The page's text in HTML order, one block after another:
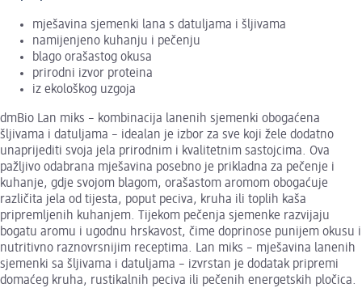
mješavina sjemenki lana s datuljama i šljivama
namijenjeno kuhanju i pečenju
blago orašastog okusa
prirodni izvor proteina
iz ekološkog uzgoja
dmBio Lan miks – kombinacija lanenih sjemenki obogaćena
šljivama i datuljama – idealan je izbor za sve koji žele dodatno
unaprijediti svoja jela prirodnim i kvalitetnim sastojcima. Ova
pažljivo odabrana mješavina posebno je prikladna za pečenje i
kuhanje, gdje svojom blagom, orašastom aromom obogaćuje
različita jela od tijesta, poput peciva, kruha ili toplih kaša
pripremljenih kuhanjem. Tijekom pečenja sjemenke razvijaju
bogatu aromu i ugodnu hrskavost, čime doprinose punijem okusu i
nutritivno raznovrsnijim receptima. Lan miks – mješavina lanenih
sjemenki sa šljivama i datuljama – izvrstan je dodatak pripremi
domaćeg kruha, rustikalnih peciva ili pečenih energetskih pločica.